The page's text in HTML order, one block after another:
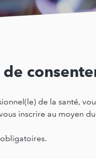
de la santé,
inscrire au moyen